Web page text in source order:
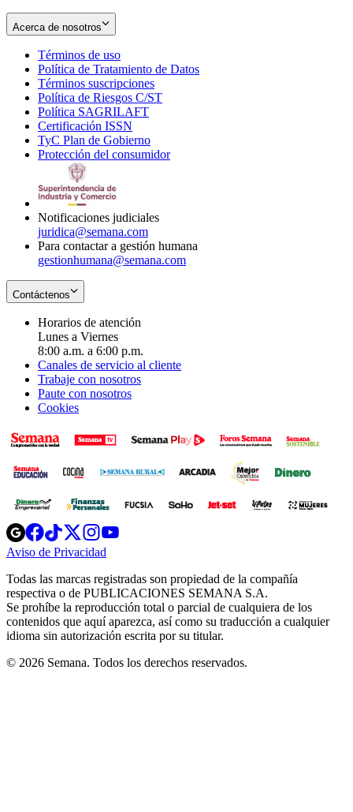
Acerca de nosotros
Términos de uso
in
new
window
Política de Tratamiento de Datos
Términos suscripciones
in
Política de Riesgos C/ST
Política SAGRILAFT
new
window
Certificación ISSN
in
new
TyC Plan de Gobierno
in
Protección del consumidorOpens
Notificaciones judiciales
juridica@semana.com
Para contactar a gestión humana
gestionhumana@semana.com
Contáctenos
Horarios de atención
Lunes a Viernes
8:00 a.m. a 6:00 p.m.
Canales de servicio al cliente
Trabaje con nosotros
Paute con nosotros
Cookies
Opens
in
new
Opens
in
new
Opens
in
new
window
Opens
new
windowwindow
Aviso de Privacidad
new
window
Todas las marcas registradas son propiedad de la compañía
respectiva o de PUBLICACIONES SEMANA S.A.
Se prohíbe la reproducción total o parcial de cualquiera de los
contenidos que aquí aparezca, así como su traducción a cualquier
idioma sin autorización escrita por su titular.
© 2026 Semana. Todos los derechos reservados.